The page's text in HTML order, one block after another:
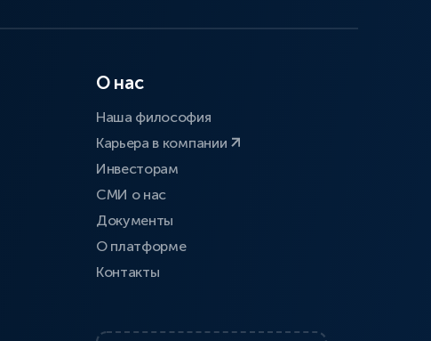
О нас
Наша философия
Карьера в компании
Инвесторам
СМИ о нас
Документы
О платформе
Контакты